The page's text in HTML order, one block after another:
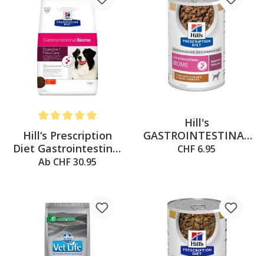
Hill‘s Prescription
Diet Gastrointestinal
Biome
Ab CHF 30.95
Hill's
GASTROINTESTINAL
BIOME Huhn, 354g
CHF 6.95